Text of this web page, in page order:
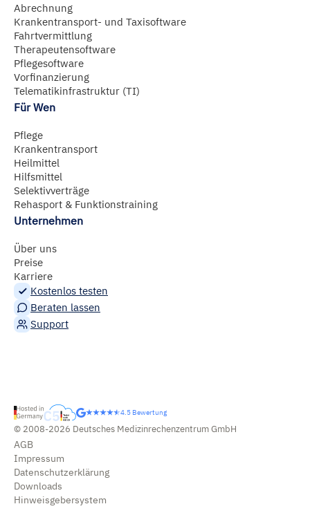
Abrechnung
Krankentransport- und Taxisoftware
Fahrtvermittlung
Therapeutensoftware
Pflegesoftware
Vorfinanzierung
Telematikinfrastruktur (TI)
Für Wen
Pflege
Krankentransport
Heilmittel
Hilfsmittel
Selektivverträge
Rehasport & Funktionstraining
Unternehmen
Über uns
Preise
Karriere
Kostenlos testen
Beraten lassen
Support
4.5 Bewertung
© 2008-2026 Deutsches Medizinrechenzentrum GmbH
AGB
Impressum
Datenschutzerklärung
Downloads
Hinweisgebersystem